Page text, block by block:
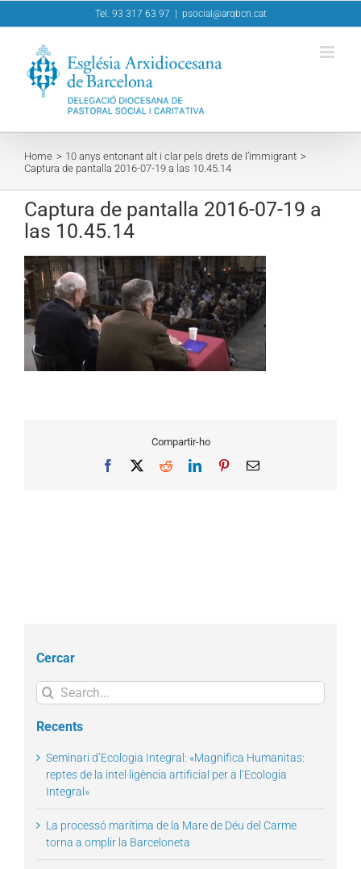
to
Tel. 93 317 63 97 psocial@arqbcn.cat
Home
10 anys entonant alt i clar pels drets de l’immigrant
Captura de pantalla 2016-07-19 a las 10.45.14
Captura de pantalla 2016-07-19 a
las 10.45.14
Compartir-ho
Facebook RedditLinkedInPinterestEmail
Cercar
Search
for:
Recents
Seminari d’Ecologia Integral: «Magnifica Humanitas:
reptes de la intel·ligència artificial per a l’Ecologia
Integral»
La processó marítima de la Mare de Déu del Carme
torna a omplir la Barceloneta